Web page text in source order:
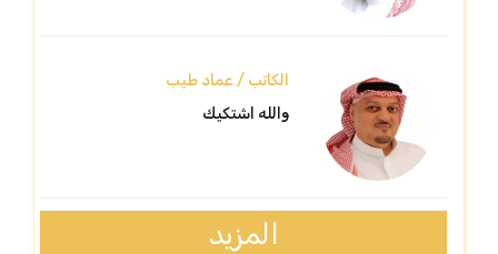
الكاتب / عماد طيب
والله اشتكيك
المزيد